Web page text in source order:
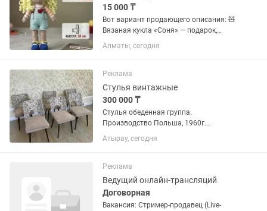
15 000 ₸
Вот вариант продающего описания: 🧸
Вязаная кукла «Соня» — подарок,
который запомнится! Очаровательная
кукла ручной работы, связанная из
приятная на ощупь — станет...
Алматы, сегодня
Реклама
Стулья винтажные
300 000 ₸
Стулья обеденная группа.
Производство Польша, 1960г.
Состояние после реставрации.
Идеальная посадка , обтекаемая
Атырау, сегодня
Реклама
Ведущий онлайн-трансляций
Договорная
Вакансия: Стример-продавец (Live-